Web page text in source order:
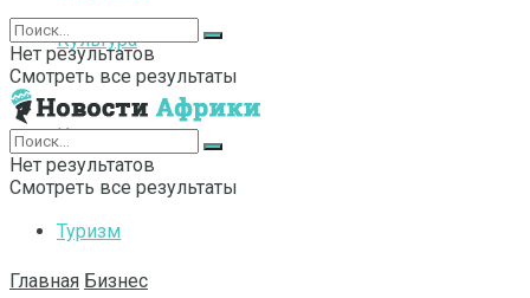
Культура
Интернет
Туризм
Нет результатов
Смотреть все результаты
Нет результатов
Смотреть все результаты
Главная Бизнес